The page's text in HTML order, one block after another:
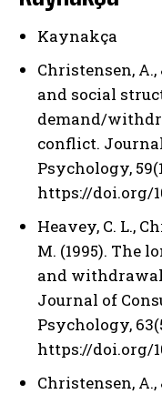
Kaynakça
Christensen, A.,
and social
demand/
conflict.
Psychology,
https://doi.org/
Heavey, C. L.,
M. (1995). The
and
Journal of
Psychology,
https://doi.org/
Christensen, A.,